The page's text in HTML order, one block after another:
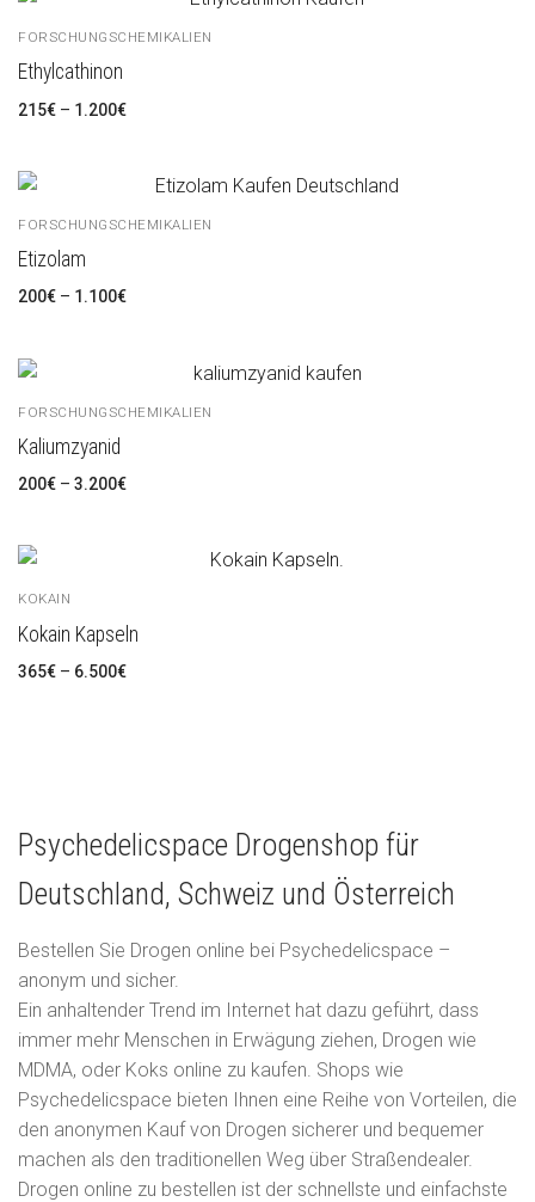
FORSCHUNGSCHEMIKALIEN
Ethylcathinon
215€ – 1.200€
FORSCHUNGSCHEMIKALIEN
Etizolam
200€ – 1.100€
FORSCHUNGSCHEMIKALIEN
Kaliumzyanid
200€ – 3.200€
KOKAIN
Kokain Kapseln
365€ – 6.500€
Psychedelicspace Drogenshop für
Deutschland, Schweiz und Österreich
Bestellen Sie Drogen online bei Psychedelicspace –
anonym und sicher.
Ein anhaltender Trend im Internet hat dazu geführt, dass
immer mehr Menschen in Erwägung ziehen, Drogen wie
MDMA, oder Koks online zu kaufen. Shops wie
Psychedelicspace bieten Ihnen eine Reihe von Vorteilen, die
den anonymen Kauf von Drogen sicherer und bequemer
machen als den traditionellen Weg über Straßendealer.
Drogen online zu bestellen ist der schnellste und einfachste